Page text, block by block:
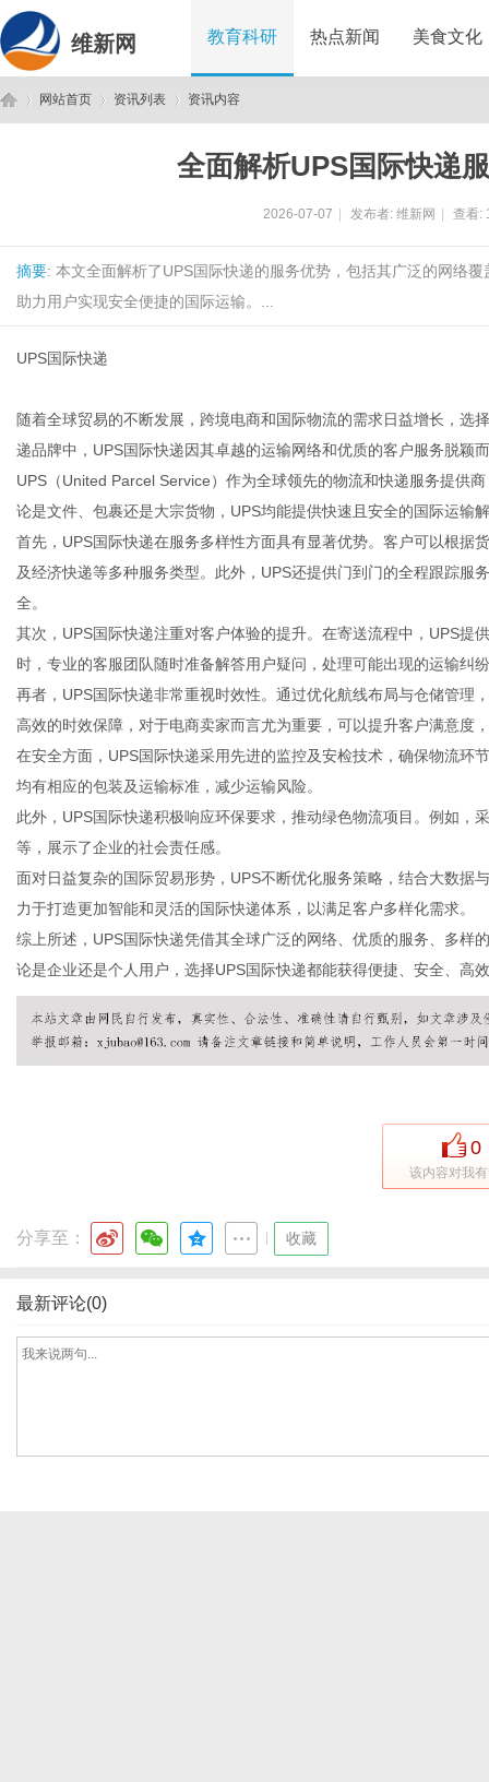
维新网 教育科研 热点新闻 美食文化
网站首页 资讯列表 资讯内容
全面解析UPS国际快递
2026-07-07 发布者: 维新网 查看:
摘要: 本文全面解析了UPS国际快递的服务优势，包括其广泛的网络
助力用户实现安全便捷的国际运输。...
UPS国际快递
随着全球贸易的不断发展，跨境电商和国际物流的需求日益增长，选
递品牌中，UPS国际快递因其卓越的运输网络和优质的客户服务脱颖
UPS（United Parcel Service）作为全球领先的物流和快递服务提供
论是文件、包裹还是大宗货物，UPS均能提供快速且安全的国际运输
首先，UPS国际快递在服务多样性方面具有显著优势。客户可以根据
及经济快递等多种服务类型。此外，UPS还提供门到门的全程跟踪服
全。
其次，UPS国际快递注重对客户体验的提升。在寄送流程中，UPS提
时，专业的客服团队随时准备解答用户疑问，处理可能出现的运输纠
再者，UPS国际快递非常重视时效性。通过优化航线布局与仓储管理
高效的时效保障，对于电商卖家而言尤为重要，可以提升客户满意度
在安全方面，UPS国际快递采用先进的监控及安检技术，确保物流环
均有相应的包装及运输标准，减少运输风险。
此外，UPS国际快递积极响应环保要求，推动绿色物流项目。例如，
等，展示了企业的社会责任感。
面对日益复杂的国际贸易形势，UPS不断优化服务策略，结合大数据
力于打造更加智能和灵活的国际快递体系，以满足客户多样化需求。
综上所述，UPS国际快递凭借其全球广泛的网络、优质的服务、多样
论是企业还是个人用户，选择UPS国际快递都能获得便捷、安全、高
0
该内容对我
分享至： 收藏
最新评论(0)